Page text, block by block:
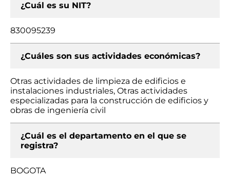
¿Cuál es su NIT?
830095239
¿Cuáles son sus actividades económicas?
Otras actividades de limpieza de edificios e
instalaciones industriales, Otras actividades
especializadas para la construcción de edificios y
obras de ingeniería civil
¿Cuál es el departamento en el que se
registra?
BOGOTA